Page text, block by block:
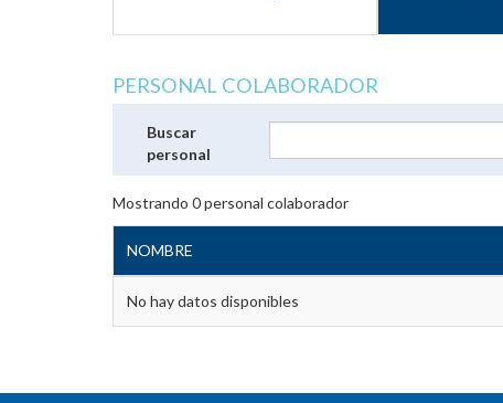
PERSONAL COLABORADOR
Buscar
personal
Mostrando 0personal colaborador
NOMBRE
No hay datos disponibles